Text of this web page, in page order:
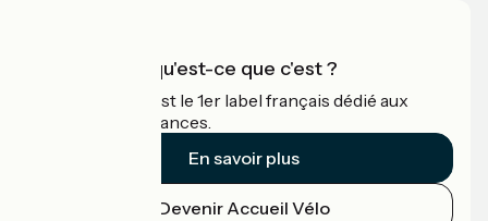
Accueil Vélo qu'est-ce que c'est ?
Accueil Vélo c'est le 1er label français dédié aux
cyclistes en vacances.
En savoir plus
Devenir Accueil Vélo